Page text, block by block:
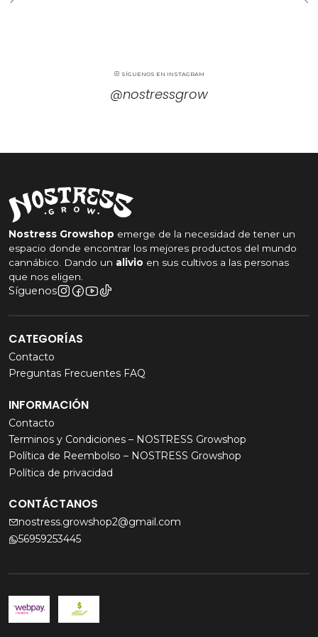
SÍGUENOS EN INSTAGRAM
@nostressgrow
Nostress Growshop emerge de la necesidad de tener un
espacio donde encontrar los mejores productos del mundo
cannábico. Dando un alivio en sus cultivos a las personas
que nos eligen.
Síguenos
CATEGORÍAS
Contacto
Preguntas Frecuentes FAQ
INFORMACIÓN
Contacto
Terminos y Condiciones – NOSTRESS Growshop
Política de Reembolso – NOSTRESS Growshop
Política de privacidad
CONTÁCTANOS
nostress.growshop2@gmail.com
56959253445